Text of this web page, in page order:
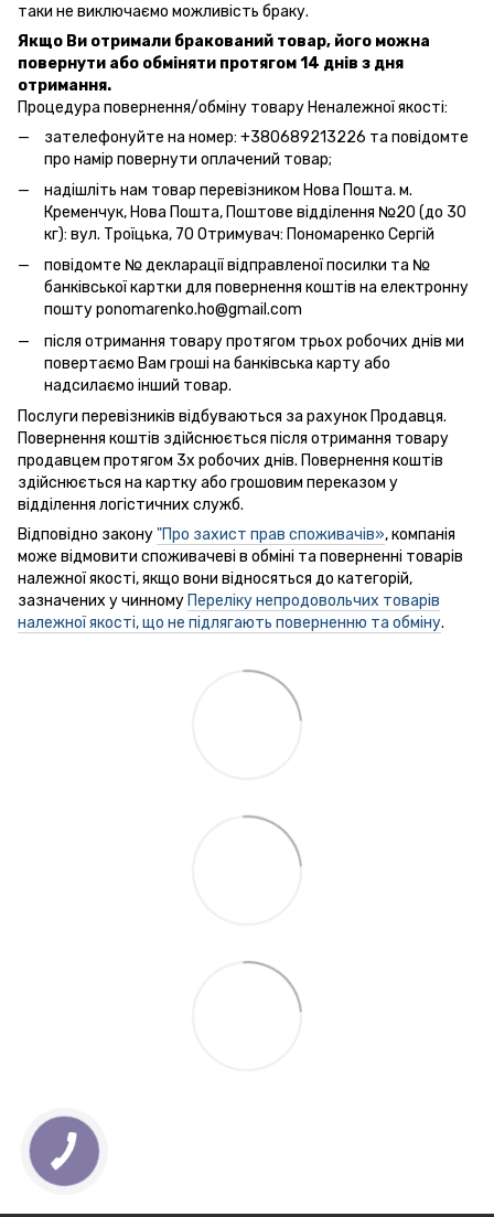
таки не виключаємо можливість браку.
Якщо Ви отримали бракований товар, його можна
повернути або обміняти протягом 14 днів з дня
отримання.
Процедура повернення/обміну товару Неналежної якості:
зателефонуйте на номер: +380689213226 та повідомте
про намір повернути оплачений товар;
надішліть нам товар перевізником Нова Пошта. м.
Кременчук, Нова Пошта, Поштове відділення №20 (до 30
кг): вул. Троїцька, 70 Отримувач: Пономаренко Сергій
повідомте № декларації відправленої посилки та №
банківської картки для повернення коштів на електронну
пошту ponomarenko.ho@gmail.com
після отримання товару протягом трьох робочих днів ми
повертаємо Вам гроші на банківська карту або
надсилаємо інший товар.
Послуги перевізників відбуваються за рахунок Продавця.
Повернення коштів здійснюється після отримання товару
продавцем протягом 3х робочих днів. Повернення коштів
здійснюється на картку або грошовим переказом у
відділення логістичних служб.
Відповідно закону"Про захист прав споживачів», компанія
може відмовити споживачеві в обміні та поверненні товарів
належної якості, якщо вони відносяться до категорій,
зазначених у чинному Переліку непродовольчих товарів
належної якості, що не підлягають поверненню та обміну.